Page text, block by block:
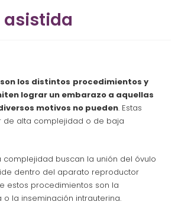
asistida
son los distintos procedimientos y
lograr un embarazo a aquellas
motivos no pueden. Estas
de alta complejidad o de baja
complejidad buscan la unión del óvulo
dentro del aparato reproductor
estos procedimientos son la
la inseminación intrauterina.